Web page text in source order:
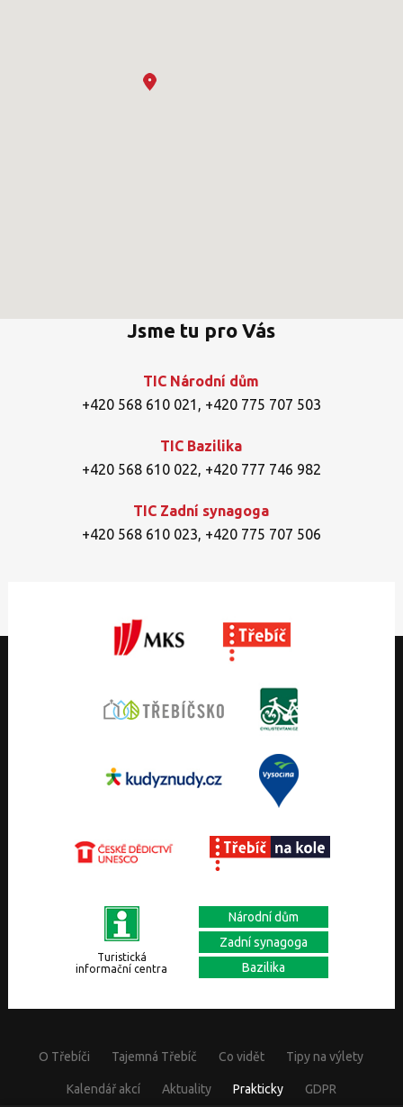
Jsme tu pro Vás
TIC Národní dům
+420 568 610 021 , +420 775 707 503
TIC Bazilika
+420 568 610 022, +420 777 746 982
TIC Zadní synagoga
+420 568 610 023, +420 775 707 506
Turistická
informační centra
Národní dům
Zadní synagoga
Bazilika
O Třebíči Tajemná Třebíč Co vidět Tipy na výlety
Kalendář akcí Aktuality Prakticky GDPR